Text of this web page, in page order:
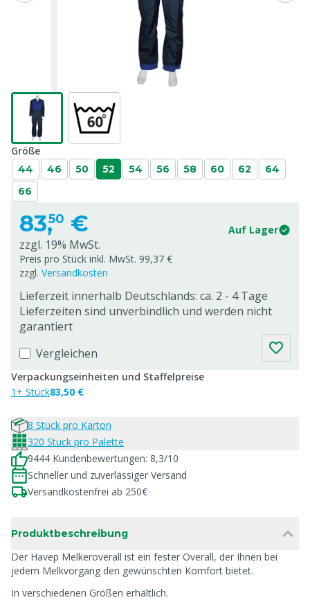
Größe
44 46 50 52 54 56 58 60 62
64
66
83,50 € Auf Lager
zzgl. 19% MwSt.
Preis pro Stück inkl. MwSt. 99,37 €
zzgl. Versandkosten
Lieferzeit innerhalb Deutschlands: ca. 2 - 4 Tage
Lieferzeiten sind unverbindlich und werden nicht
garantiert
Vergleichen
Verpackungseinheiten und Staffelpreise
1+ Stück83,50 €
8 Stück pro Karton
320 Stück pro Palette
9444 Kundenbewertungen: 8,3/10
Schneller und zuverlässiger Versand
Versandkostenfrei ab 250€
Produktbeschreibung
Der Havep Melkeroverall ist ein fester Overall, der Ihnen bei
jedem Melkvorgang den gewünschten Komfort bietet.
In verschiedenen Größen erhältlich.